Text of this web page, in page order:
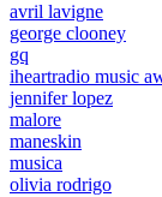
avril lavigne
george clooney
gq
iheartradio music
jennifer lopez
malore
maneskin
musica
olivia rodrigo